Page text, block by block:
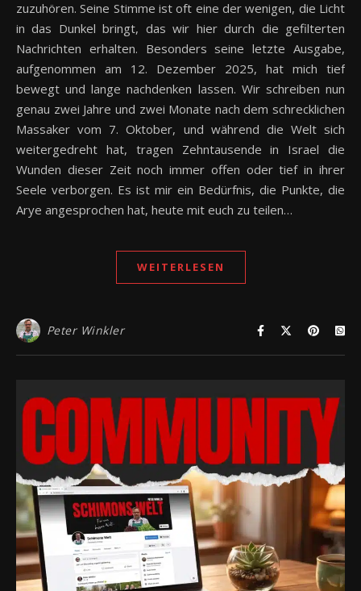
zuzuhören. Seine Stimme ist oft eine der wenigen, die Licht
in das Dunkel bringt, das wir hier durch die gefilterten
Nachrichten erhalten. Besonders seine letzte Ausgabe,
aufgenommen am 12. Dezember 2025, hat mich tief
bewegt und lange nachdenken lassen. Wir schreiben nun
genau zwei Jahre und zwei Monate nach dem schrecklichen
Massaker vom 7. Oktober, und während die Welt sich
weitergedreht hat, tragen Zehntausende in Israel die
Wunden dieser Zeit noch immer offen oder tief in ihrer
Seele verborgen. Es ist mir ein Bedürfnis, die Punkte, die
Arye angesprochen hat, heute mit euch zu teilen…
WEITERLESEN
Peter Winkler